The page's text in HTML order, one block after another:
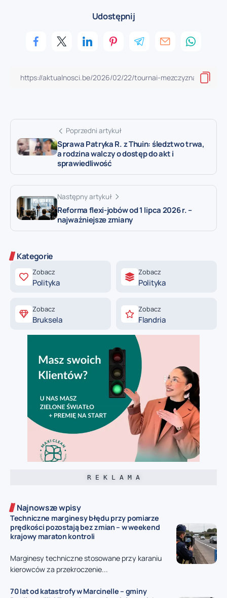
Udostępnij
Poprzedni artykuł
Sprawa Patryka R. z Thuin: śledztwo trwa,
a rodzina walczy o dostęp do akt i
sprawiedliwość
Następny artykuł
Reforma flexi-jobów od 1 lipca 2026 r. –
najważniejsze zmiany
Kategorie
Zobacz
Polityka
Zobacz
Polityka
Zobacz
Bruksela
Zobacz
Flandria
R E K L A M A
Najnowsze wpisy
Techniczne marginesy błędu przy pomiarze
prędkości pozostają bez zmian – w weekend
krajowy maraton kontroli
Marginesy techniczne stosowane przy karaniu
kierowców za przekroczenie...
70 lat od katastrofy w Marcinelle – gminy